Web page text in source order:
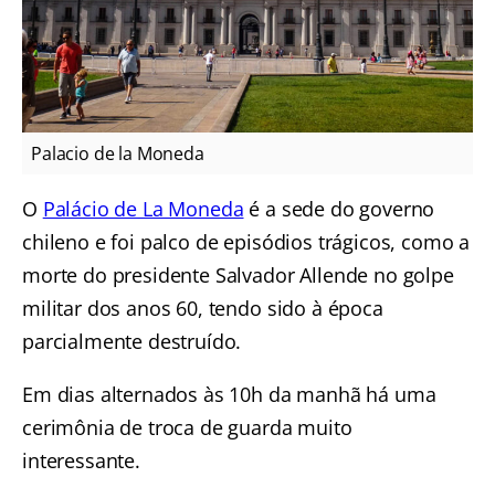
Palacio de la Moneda
O Palácio de La Moneda é a sede do governo
chileno e foi palco de episódios trágicos, como a
morte do presidente Salvador Allende no golpe
militar dos anos 60, tendo sido à época
parcialmente destruído.
Em dias alternados às 10h da manhã há uma
cerimônia de troca de guarda muito
interessante.